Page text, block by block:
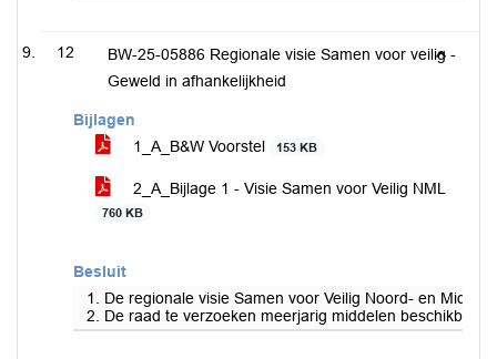
12
BW-25-05886 Regionale visie Samen voor veilig -
Geweld in afhankelijkheid
Bijlagen
1_A_B&W Voorstel
153 KB
2_A_Bijlage 1 - Visie Samen voor Veilig NML
760 KB
Besluit
1. De regionale visie Samen voor Veilig Noord- en
2. De raad te verzoeken meerjarig middelen